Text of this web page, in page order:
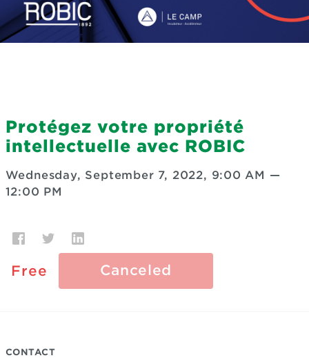
Protégez votre propriété
intellectuelle avec ROBIC
Wednesday, September 7, 2022, 9:00 AM —
12:00 PM
Free Canceled
CONTACT